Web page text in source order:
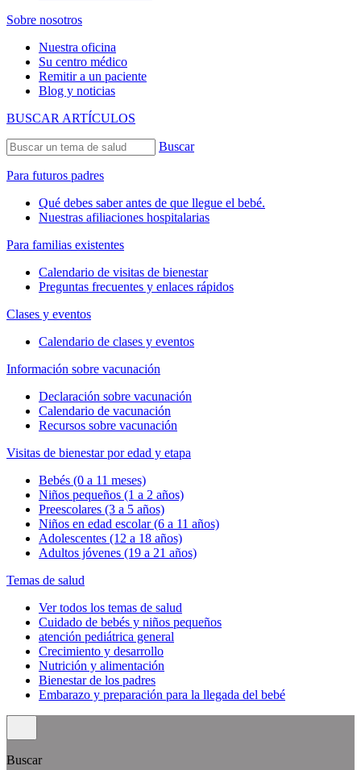
Sobre nosotros
Nuestra oficina
Su centro médico
Remitir a un paciente
Blog y noticias
BUSCAR ARTÍCULOS
Buscar
Para futuros padres
Qué debes saber antes de que llegue el bebé.
Nuestras afiliaciones hospitalarias
Para familias existentes
Calendario de visitas de bienestar
Preguntas frecuentes y enlaces rápidos
Clases y eventos
Calendario de clases y eventos
Información sobre vacunación
Declaración sobre vacunación
Calendario de vacunación
Recursos sobre vacunación
Visitas de bienestar por edad y etapa
Bebés (0 a 11 meses)
Niños pequeños (1 a 2 años)
Preescolares (3 a 5 años)
Niños en edad escolar (6 a 11 años)
Adolescentes (12 a 18 años)
Adultos jóvenes (19 a 21 años)
Temas de salud
Ver todos los temas de salud
Cuidado de bebés y niños pequeños
atención pediátrica general
Crecimiento y desarrollo
Nutrición y alimentación
Bienestar de los padres
Embarazo y preparación para la llegada del bebé
Buscar